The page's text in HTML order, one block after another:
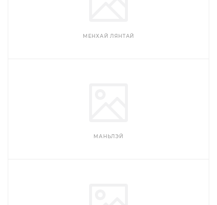
МЕНХАЙ ЛЯНТАЙ
МАНЬЛЭЙ